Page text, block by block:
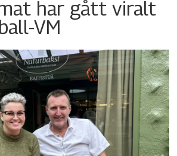
har gått viralt
VM